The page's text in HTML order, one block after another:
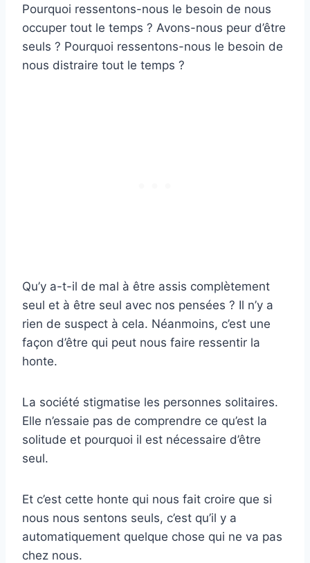
Pourquoi ressentons-nous le besoin de nous
occuper tout le temps ? Avons-nous peur d’être
seuls ? Pourquoi ressentons-nous le besoin de
nous distraire tout le temps ?
Qu’y a-t-il de mal à être assis complètement
seul et à être seul avec nos pensées ? Il n’y a
rien de suspect à cela. Néanmoins, c’est une
façon d’être qui peut nous faire ressentir la
honte.
La société stigmatise les personnes solitaires.
Elle n’essaie pas de comprendre ce qu’est la
solitude et pourquoi il est nécessaire d’être
seul.
Et c’est cette honte qui nous fait croire que si
nous nous sentons seuls, c’est qu’il y a
automatiquement quelque chose qui ne va pas
chez nous.